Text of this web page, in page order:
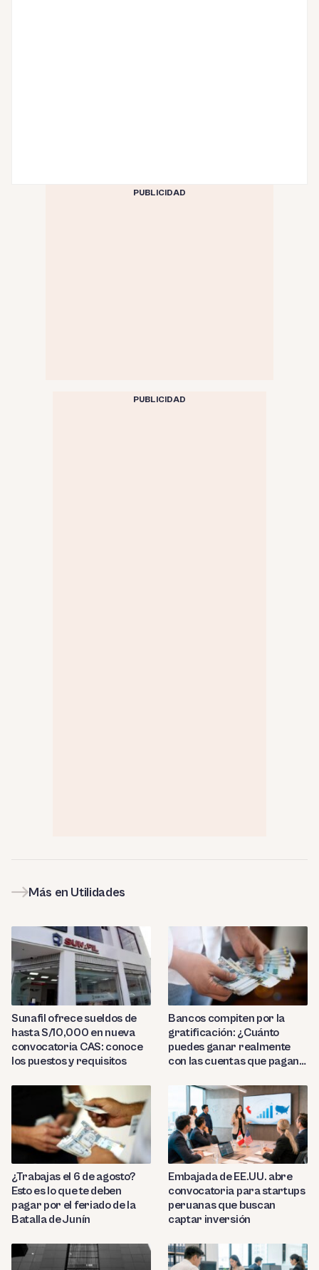
PUBLICIDAD
PUBLICIDAD
Más en Utilidades
Sunafil ofrece sueldos de
hasta S/10,000 en nueva
convocatoria CAS: conoce
los puestos y requisitos
Bancos compiten por la
gratificación: ¿Cuánto
puedes ganar realmente
con las cuentas que pagan
¿Trabajas el 6 de agosto?
Esto es lo que te deben
pagar por el feriado de la
Batalla de Junín
Embajada de EE.UU. abre
convocatoria para startups
peruanas que buscan
captar inversión